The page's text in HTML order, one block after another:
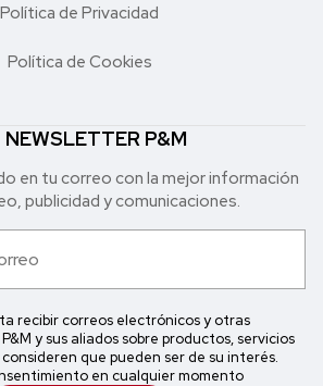
Política de Privacidad
Política de Cookies
NEWSLETTER P&M
en tu correo con la mejor in formación
publicidad y comunicaciones.
recibir correos electrónicos y otras
y sus aliados sobre productos, servicios
que pueden ser de su interés.
en cualquier momento